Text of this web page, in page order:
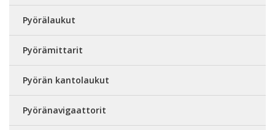
Pyörälaukut
Pyörämittarit
Pyörän kantolaukut
Pyöränavigaattorit